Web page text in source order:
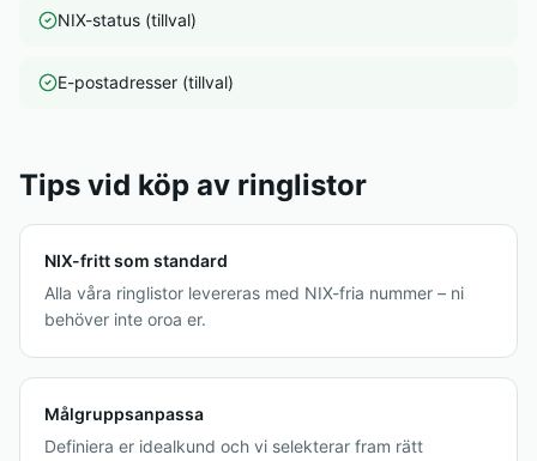
NIX-status (tillval)
E-postadresser (tillval)
Tips vid köp av ringlistor
NIX-fritt som standard
Alla våra ringlistor levereras med NIX-fria nummer – ni
behöver inte oroa er.
Målgruppsanpassa
Definiera er idealkund och vi selekterar fram rätt